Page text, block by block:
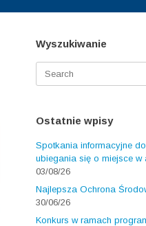
Wyszukiwanie
Ostatnie wpisy
Spotkania informacyjne
ubiegania się o miejsce w
03/08/26
Najlepsza Ochrona
30/06/26
Konkurs w ramach